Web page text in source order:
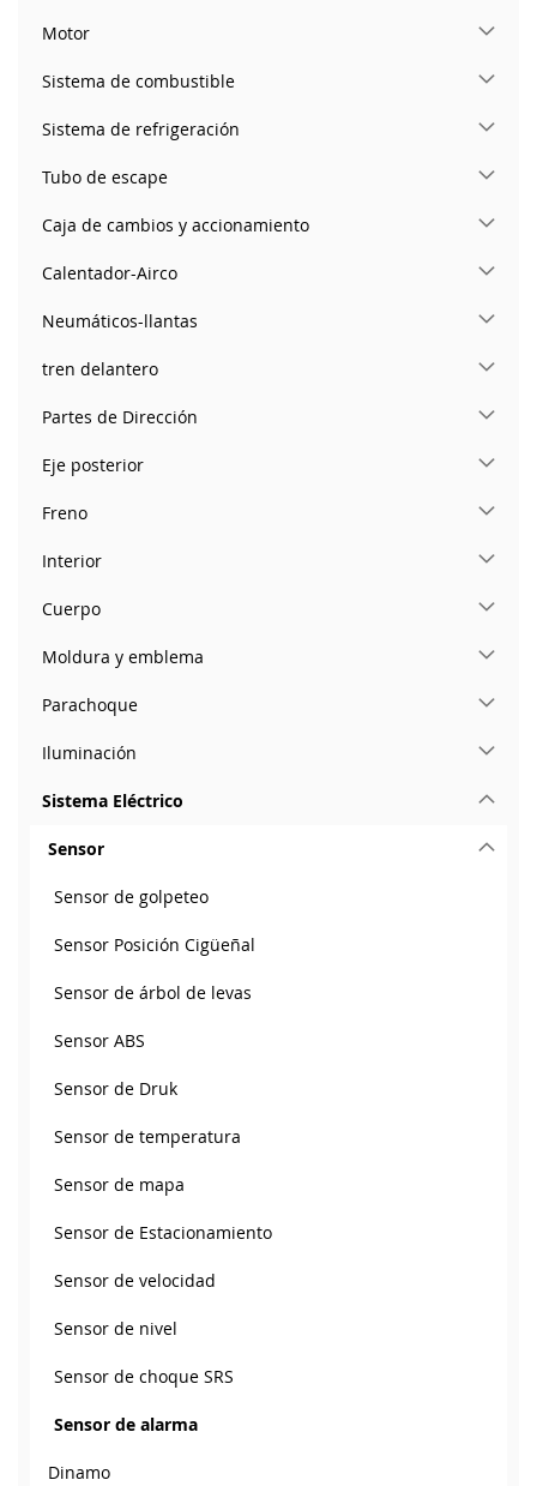
Motor
Sistema de combustible
Sistema de refrigeración
Tubo de escape
Caja de cambios y accionamiento
Calentador-Airco
Neumáticos-llantas
tren delantero
Partes de Dirección
Eje posterior
Freno
Interior
Cuerpo
Moldura y emblema
Parachoque
Iluminación
Sistema Eléctrico
Sensor
Sensor de golpeteo
Sensor Posición Cigüeñal
Sensor de árbol de levas
Sensor ABS
Sensor de Druk
Sensor de temperatura
Sensor de mapa
Sensor de Estacionamiento
Sensor de velocidad
Sensor de nivel
Sensor de choque SRS
Sensor de alarma
Dinamo